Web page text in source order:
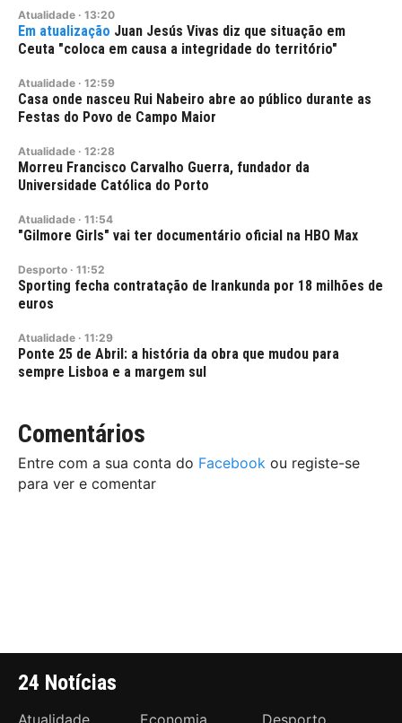
Atualidade · 13:20
Juan Jesús Vivas diz que situação em
Ceuta "coloca em causa a integridade do território"
Atualidade · 12:59
Casa onde nasceu Rui Nabeiro abre ao público durante as
Festas do Povo de Campo Maior
Atualidade · 12:28
Morreu Francisco Carvalho Guerra, fundador da
Universidade Católica do Porto
Atualidade · 11:54
"Gilmore Girls" vai ter documentário oficial na HBO Max
Desporto · 11:52
Sporting fecha contratação de Irankunda por 18 milhões de
euros
Atualidade · 11:29
Ponte 25 de Abril: a história da obra que mudou para
sempre Lisboa e a margem sul
Comentários
Entre com a sua conta do Facebook ou registe-se
para ver e comentar
24 Notícias
Atualidade Economia Desporto